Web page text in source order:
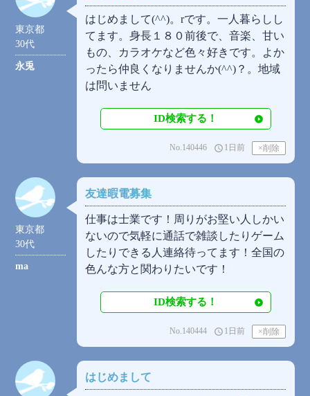
東京都
30代
永兎
はじめまして(⁠^⁠^⁠)。rです。一人暮らしし
てます。身長１８０前後で、音楽、甘い
もの、カラオケなど色々好きです。よか
ったら仲良くなりませんか(⁠^⁠^⁠)？。地域
は問いません
ID検索する！
access_time 1日前
No.140446
東京都
30代
ma
友達暇電募集
仕事は士業です！周りがお堅い人しかい
ないので気軽に通話で雑談したりゲーム
したりできる人連絡待ってます！全国の
色んな方と関わりたいです！
ID検索する！
access_time 1日前
No.140444
はじめまして